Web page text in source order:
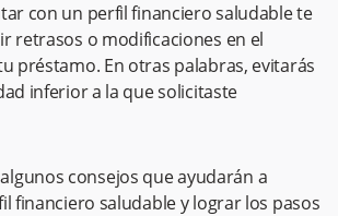
con un perfil financiero saludable te
retrasos o modificaciones en el
préstamo. En otras palabras, evitarás
inferior a la que solicitaste
consejos que ayudarán a
financiero saludable y lograr los pasos